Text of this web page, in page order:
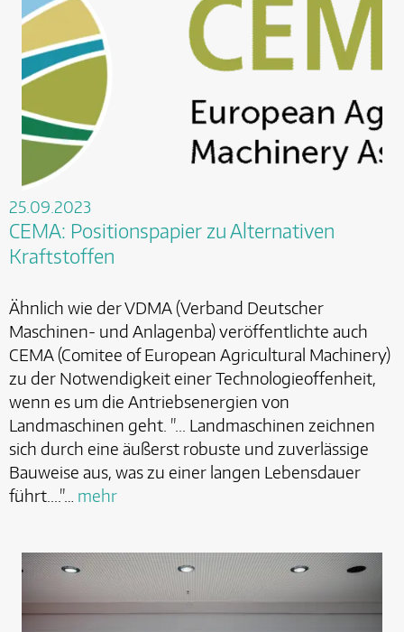
25.09.2023
CEMA: Positionspapier zu Alternativen
Kraftstoffen
Ähnlich wie der VDMA (Verband Deutscher
Maschinen- und Anlagenba) veröffentlichte auch
CEMA (Comitee of European Agricultural Machinery)
zu der Notwendigkeit einer Technologieoffenheit,
wenn es um die Antriebsenergien von
Landmaschinen geht. "... Landmaschinen zeichnen
sich durch eine äußerst robuste und zuverlässige
Bauweise aus, was zu einer langen Lebensdauer
führt...."… mehr